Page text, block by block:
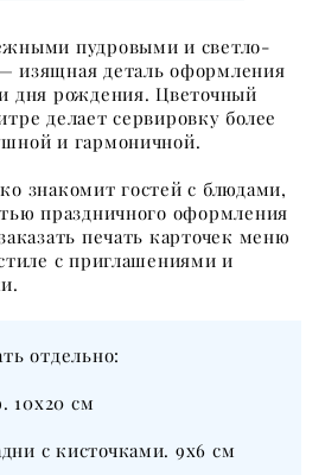
пудровыми и светло-
изящная деталь оформления
дня рождения. Цветочный
делает сервировку более
и гармоничной.
знакомит гостей с блюдами,
праздничного оформления
печать карточек меню
с приглашениями и
отдельно:
10х20 см
с кисточками. 9х6 см